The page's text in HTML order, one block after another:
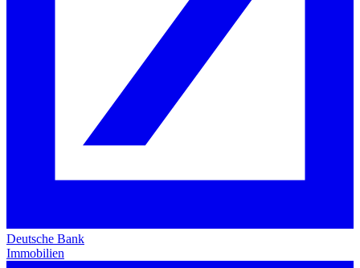
Deutsche Bank
Immobilien